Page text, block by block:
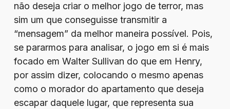
não deseja criar o melhor jogo de terror, mas
sim um que conseguisse transmitir a
“mensagem” da melhor maneira possível. Pois,
se pararmos para analisar, o jogo em si é mais
focado em Walter Sullivan do que em Henry,
por assim dizer, colocando o mesmo apenas
como o morador do apartamento que deseja
escapar daquele lugar, que representa sua